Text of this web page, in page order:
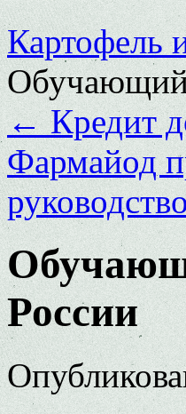
Картофель
Обучающий
←Кредит
Фармайод
России